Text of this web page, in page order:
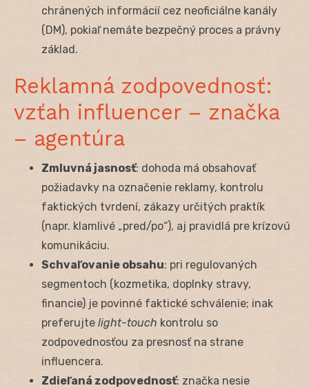
chránených informácií cez neoficiálne kanály
(DM), pokiaľ nemáte bezpečný proces a právny
základ.
Reklamná zodpovednosť:
vzťah influencer – značka
– agentúra
Zmluvná jasnosť: dohoda má obsahovať
požiadavky na označenie reklamy, kontrolu
faktických tvrdení, zákazy určitých praktík
(napr. klamlivé „pred/po“), aj pravidlá pre krízovú
komunikáciu.
Schvaľovanie obsahu: pri regulovaných
segmentoch (kozmetika, doplnky stravy,
financie) je povinné faktické schválenie; inak
preferujte light-touch kontrolu so
zodpovednosťou za presnosť na strane
influencera.
Zdieľaná zodpovednosť: značka nesie